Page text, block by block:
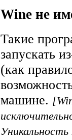
Wine не
Такие
запускать
(как
машине.